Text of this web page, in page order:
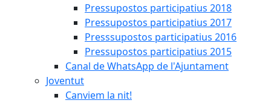
Pressupostos participatius 2018
Pressupostos participatius 2017
Presssupostos participatius 2016
Pressupostos participatius 2015
Canal de WhatsApp de l'Ajuntament
Joventut
Canviem la nit!